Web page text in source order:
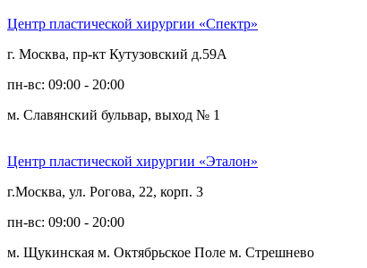
Центр пластической хирургии «Спектр»
г. Москва, пр-кт Кутузовский д.59А
пн-вс: 09:00 - 20:00
м. Славянский бульвар, выход № 1
Центр пластической хирургии «Эталон»
г.Москва, ул. Рогова, 22, корп. 3
пн-вс: 09:00 - 20:00
м. Щукинская м. Октябрьское Поле м. Стрешнево